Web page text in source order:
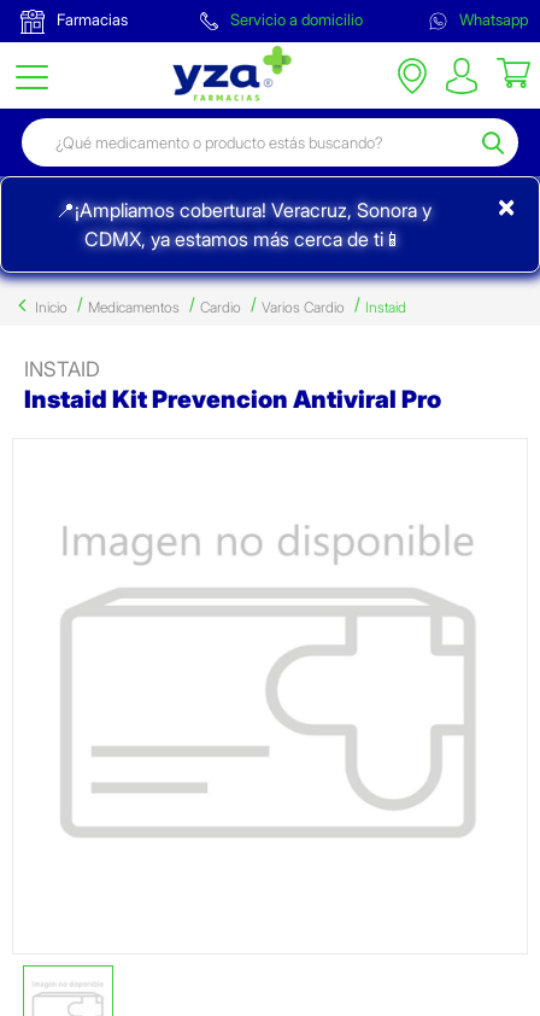
Farmacias Servicio a domicilio Whatsapp
📍¡Ampliamos cobertura! Veracruz, Sonora y
CDMX, ya estamos más cerca de ti📱
×
Inicio Medicamentos Cardio Varios Cardio Instaid
INSTAID
Instaid Kit Prevencion Antiviral Pro